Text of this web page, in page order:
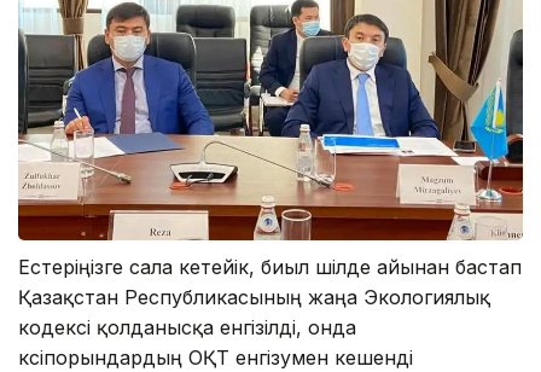
Естеріңізге сала кетейік, биыл шілде айынан бастап
Қазақстан Республикасының жаңа Экологиялық
кодексі қолданысқа енгізілді, онда
кәсіпорындардың ОҚТ енгізумен кешенді